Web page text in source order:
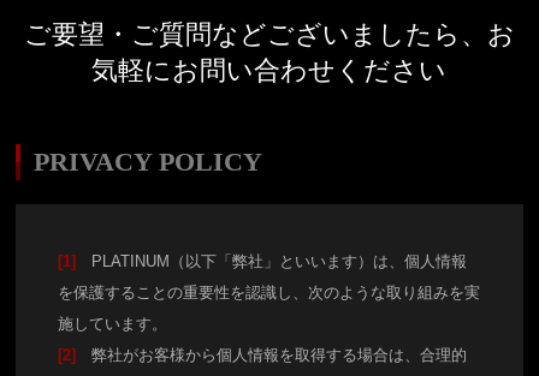
ご要望・ご質問などございましたら、お
気軽にお問い合わせください
PRIVACY POLICY
[1]
PLATINUM（以下「弊社」といいます）は、個人情報
を保護することの重要性を認識し、次のような取り組みを実
施しています。
[2]
弊社がお客様から個人情報を取得する場合は、合理的